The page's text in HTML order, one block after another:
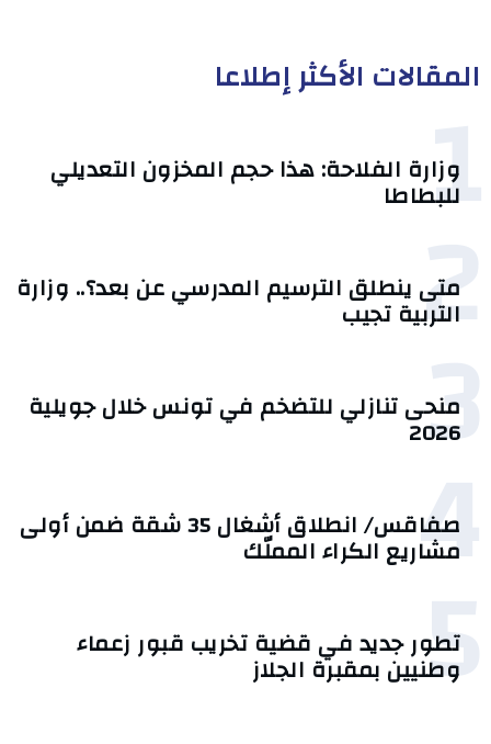
المقالات الأكثر إطلاعا
1
وزارة الفلاحة: هذا حجم المخزون التعديلي
للبطاطا
2
متى ينطلق الترسيم المدرسي عن بعد؟.. وزارة
التربية تجيب
3 منحى تنازلي ‎للتضخم في تونس خلال جويلية
2026‎
4 صفاقس/ انطلاق أشغال 35 شقة ضمن أولى
مشاريع الكراء المملّك
5
تطور جديد في قضية تخريب قبور زعماء
وطنيين بمقبرة الجلاز